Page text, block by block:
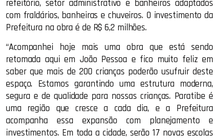
refeitório, setor administrativo e banheiros adaptados
com fraldários, banheiras e chuveiros. O investimento da
Prefeitura na obra é de R$ 6,2 milhões.
“Acompanhei hoje mais uma obra que está sendo
retomada aqui em João Pessoa e fico muito feliz em
saber que mais de 200 crianças poderão usufruir deste
espaço. Estamos garantindo uma estrutura moderna,
segura e de qualidade para nossas crianças. Paratibe é
uma região que cresce a cada dia, e a Prefeitura
acompanha essa expansão com planejamento e
investimentos. Em toda a cidade, serão 17 novas escolas